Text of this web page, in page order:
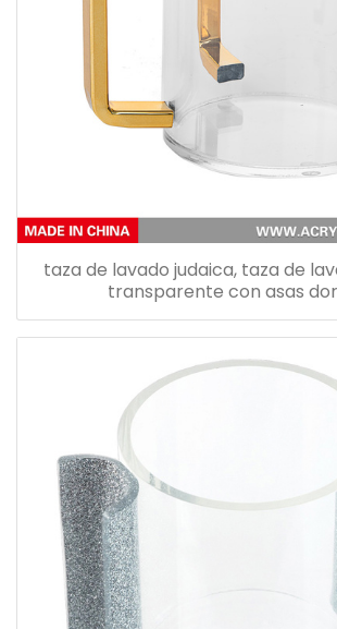
taza de lavado judaica, taza de
transparente con asas